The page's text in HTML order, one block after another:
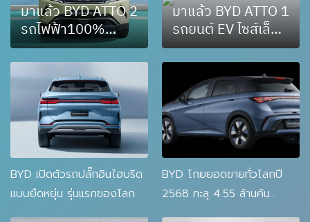
มาแล้ว BYD ATTO 2
รถไฟฟ้า100%
เวอร์ชั่นไทย B-SUV
วางตำแหน่งตลาด
ต่ำกว่า ATTO 3
มาแล้ว BYD ATTO 1
รถยนต์ EV ไซส์เล็ก
พร้อมเปิดตัวในงาน
มอเตอร์โชว์
BYD เปิดตัวรถปลั๊กอินไฮบริด
แบบยืดหยุ่น รุ่นแรกของโลก
BYD โกยยอดขายทั่วโลกปี
2568 ทะลุ 4.55 ล้านคัน
รถยนต์ไฟฟ้า EV แซง Tesla